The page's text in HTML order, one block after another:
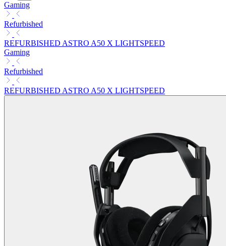
Gaming
Refurbished
REFURBISHED ASTRO A50 X LIGHTSPEED
Gaming
Refurbished
REFURBISHED ASTRO A50 X LIGHTSPEED